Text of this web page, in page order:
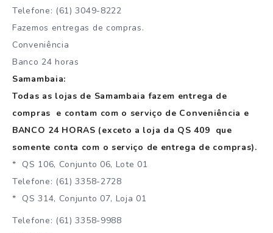
Telefone: (61) 3049-8222
Fazemos entregas de compras.
Conveniência
Banco 24 horas
Samambaia:
Todas as lojas de Samambaia fazem entrega de
compras e contam com o serviço de Conveniência e
BANCO 24 HORAS (exceto a loja da QS 409 que
somente conta com o serviço de entrega de compras).
* QS 106, Conjunto 06, Lote 01
Telefone: (61) 3358-2728
* QS 314, Conjunto 07, Loja 01
Telefone: (61) 3358-9988